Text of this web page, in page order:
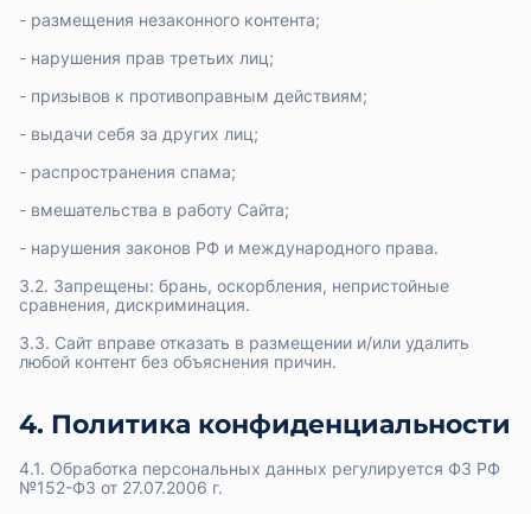
- размещения незаконного контента;
- нарушения прав третьих лиц;
- призывов к противоправным действиям;
- выдачи себя за других лиц;
- распространения спама;
- вмешательства в работу Сайта;
- нарушения законов РФ и международного права.
3.2. Запрещены: брань, оскорбления, непристойные
сравнения, дискриминация.
3.3. Сайт вправе отказать в размещении и/или удалить
любой контент без объяснения причин.
4. Политика конфиденциальности
4.1. Обработка персональных данных регулируется ФЗ РФ
№152-ФЗ от 27.07.2006 г.